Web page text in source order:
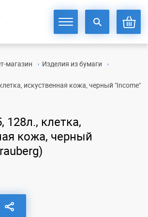
магазин
Изделия из бумаги
искуственная кожа, черный "Income"
128л., клетка,
кожа, черный